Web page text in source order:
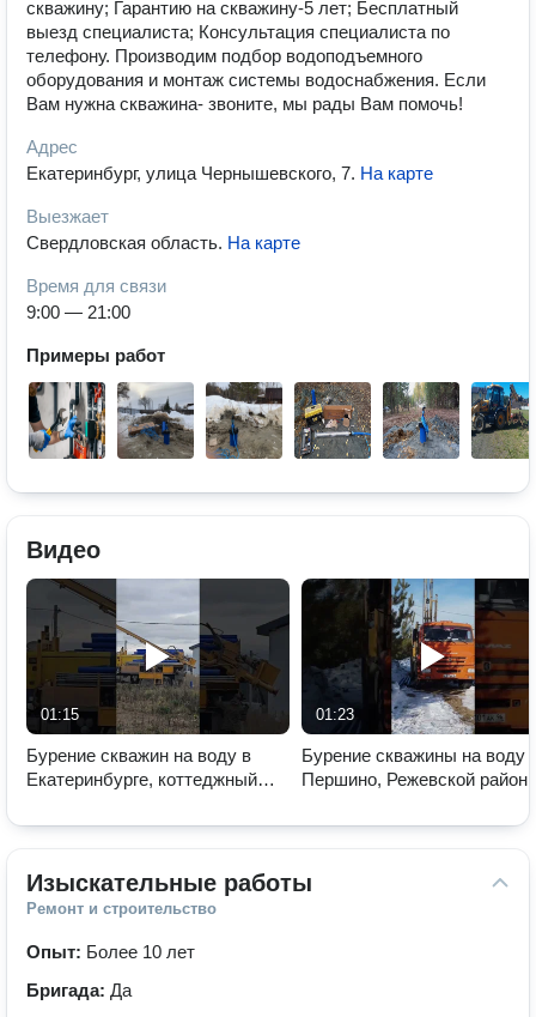
скважину; Гарантию на скважину-5 лет; Бесплатный
выезд специалиста; Консультация специалиста по
телефону. Производим подбор водоподъемного
оборудования и монтаж системы водоснабжения. Если
Вам нужна скважина- звоните, мы рады Вам помочь!
Адрес
Екатеринбург, улица Чернышевского, 7. На карте
Выезжает
Свердловская область. На карте
Время для связи
9:00 — 21:00
Примеры работ
Видео
01:15
Бурение скважин на воду в
Екатеринбурге, коттеджный
01:23
Бурение скважины на воду
Першино, Режевской район
Изыскательные работы
Ремонт и строительство
Опыт: Более 10 лет
Бригада: Да